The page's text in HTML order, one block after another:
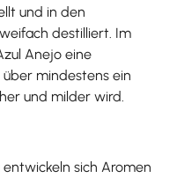
und in den
destilliert. Im
Anejo eine
über mindestens ein
und milder wird.
entwickeln sich Aromen